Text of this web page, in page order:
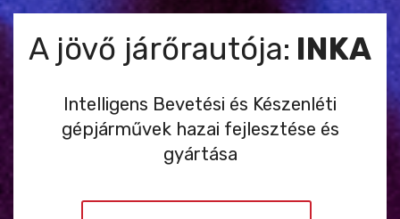
A jövő járőrautója: INKA
Intelligens Bevetési és Készenléti
gépjárművek hazai fejlesztése és
gyártása